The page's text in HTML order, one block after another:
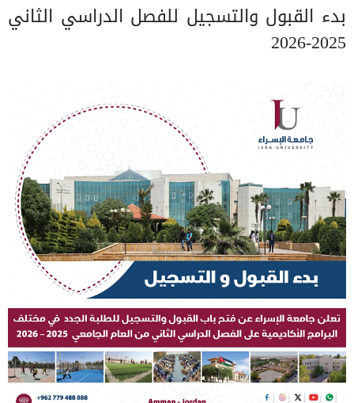
بدء القبول والتسجيل للفصل الدراسي الثاني
2025-2026